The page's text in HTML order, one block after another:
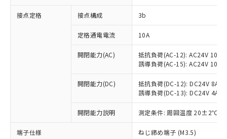
接点定格 接点構成 3b
定格通電電流 10A
開閉能力(AC)
抵抗負荷(AC-12): AC24V 10A/
誘導負荷(AC-15): AC24V
開閉能力(DC)
抵抗負荷(DC-12): DC24V 8A/
誘導負荷(DC-13): DC24V 4A/
開閉能力説明 測定条件: 周囲温度 20±2℃、
端子仕様 ねじ締め端子 (M3.5)
ご利用条件
対応済み：EU RoHS指令（10物質）の
非含有に対応した製品が提供可能な商品で
対応予定：EU RoHS指令（10物質）の非含
有に対応した製品に切り替える予定のある
対応予定なし：EU RoHS指令（10物質）の